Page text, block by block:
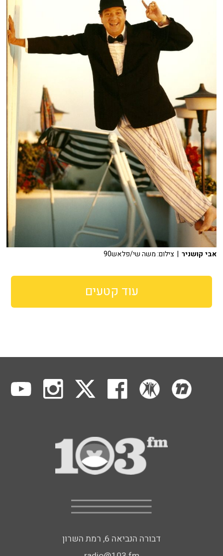
אבי קושניר | צילום: משה שי/פלאש90
עוד קטעים
דבורה הנביאה 6, רמת השרון